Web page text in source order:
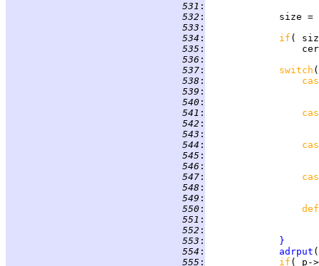
531 :
532 :
533 :
534 : if (
535 :
536 :
537 : switch
538 :
539 :
540 :
541 :
542 :
543 :
544 :
545 :
546 :
547 :
548 :
549 :
550 :
551 :
552 :
553 :
}
554 :
adrput
555 : if ( p-